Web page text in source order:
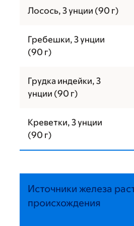
Лосось, 3 унции (90 г)
Гребешки, 3 унции
(90 г)
Грудка индейки, 3
унции (90 г)
Креветки, 3 унции
(90 г)
Источники железа
происхождения